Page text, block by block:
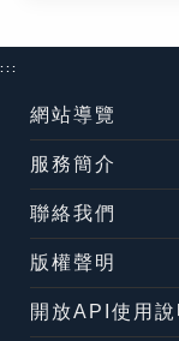
:::
網站導覽
服務簡介
聯絡我們
版權聲明
開放API使用說